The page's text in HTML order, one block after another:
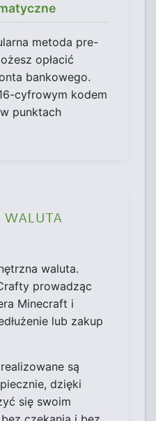
metoda pre-
opłacić
bankowego.
cyfrowym kodem
punktach
waluta
waluta.
prowadząc
Minecraft i
lub zakup
są
dzięki
się swoim